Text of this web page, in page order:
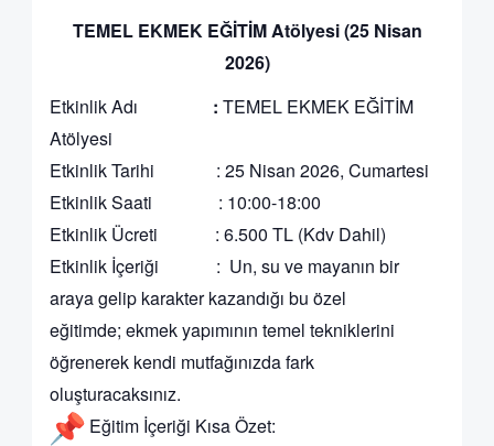
TEMEL EKMEK EĞİTİM Atölyesi (25 Nisan
2026)
Etkinlik Adı : TEMEL EKMEK EĞİTİM
Atölyesi
Etkinlik Tarihi : 25 Nisan 2026, Cumartesi
Etkinlik Saati : 10:00-18:00
Etkinlik Ücreti : 6.500 TL (Kdv Dahil)
Etkinlik İçeriği : Un, su ve mayanın bir
araya gelip karakter kazandığı bu özel
eğitimde; ekmek yapımının temel tekniklerini
öğrenerek kendi mutfağınızda fark
oluşturacaksınız.
Eğitim İçeriği Kısa Özet: